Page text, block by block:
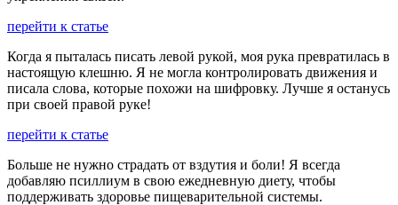
перейти к статье
Когда я пыталась писать левой рукой, моя рука превратилась в
настоящую клешню. Я не могла контролировать движения и
писала слова, которые похожи на шифровку. Лучше я останусь
при своей правой руке!
перейти к статье
Больше не нужно страдать от вздутия и боли! Я всегда
добавляю псиллиум в свою ежедневную диету, чтобы
поддерживать здоровье пищеварительной системы.